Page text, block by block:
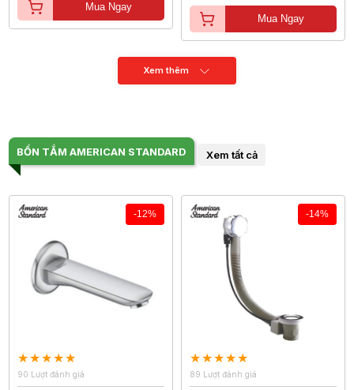
Mua Ngay
Mua Ngay
Xem thêm
BỒN TẮM AMERICAN STANDARD Xem tất cả
-12%
90 Lượt đánh giá
-14%
89 Lượt đánh giá